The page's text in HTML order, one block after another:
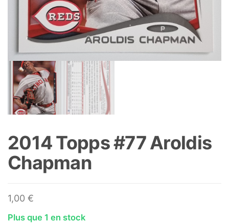
2014 Topps #77 Aroldis
Chapman
1,00 €
Plus que 1 en stock